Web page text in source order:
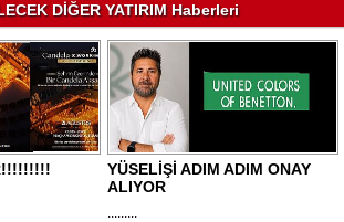
DİĞER YATIRIM Haberleri
YÜSELİŞİ ADIM ADIM ONAY
ALIYOR
.........